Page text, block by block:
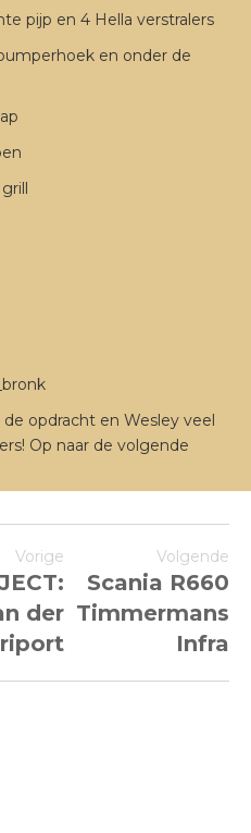
pijp en 4 Hella verstralers
en onder de
opdracht en Wesley veel
Op naar de volgende
Vorige
der
Volgende
Scania R660
Timmermans
Infra